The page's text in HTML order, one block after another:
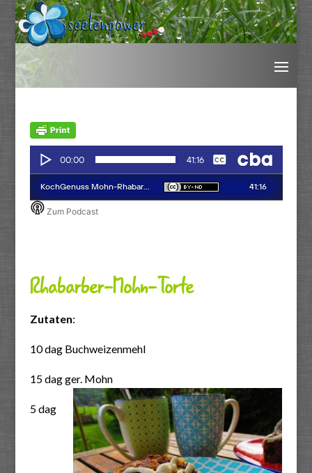
Rhabarber-Mohn-Torte
Zutaten:
10 dag Buchweizenmehl
15 dag ger. Mohn
5 dag